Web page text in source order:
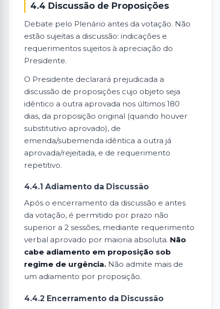
4.4 Discussão de Proposições
Debate pelo Plenário antes da votação. Não
estão sujeitas a discussão: indicações e
requerimentos sujeitos à apreciação do
Presidente.
O Presidente declarará prejudicada a
discussão de proposições cujo objeto seja
idêntico a outra aprovada nos últimos 180
dias, da proposição original (quando houver
substitutivo aprovado), de
emenda/subemenda idêntica a outra já
aprovada/rejeitada, e de requerimento
repetitivo.
4.4.1 Adiamento da Discussão
Após o encerramento da discussão e antes
da votação, é permitido por prazo não
superior a 2 sessões, mediante requerimento
verbal aprovado por maioria absoluta. Não
cabe adiamento em proposição sob
regime de urgência. Não admite mais de
um adiamento por proposição.
4.4.2 Encerramento da Discussão